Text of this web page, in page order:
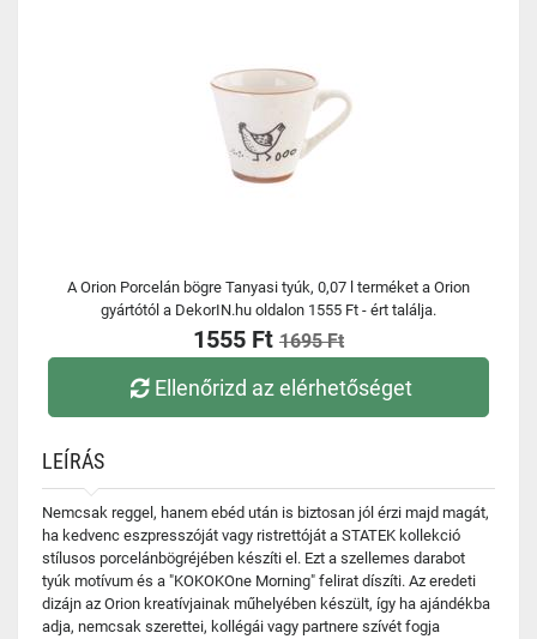
A Orion Porcelán bögre Tanyasi tyúk, 0,07 l terméket a Orion
gyártótól a DekorIN.hu oldalon 1555 Ft - ért találja.
1555 Ft 1695 Ft
Ellenőrizd az elérhetőséget
LEÍRÁS
Nemcsak reggel, hanem ebéd után is biztosan jól érzi majd magát,
ha kedvenc eszpresszóját vagy ristrettóját a STATEK kollekció
stílusos porcelánbögréjében készíti el. Ezt a szellemes darabot
tyúk motívum és a "KOKOKOne Morning" felirat díszíti. Az eredeti
dizájn az Orion kreatívjainak műhelyében készült, így ha ajándékba
adja, nemcsak szerettei, kollégái vagy partnere szívét fogja